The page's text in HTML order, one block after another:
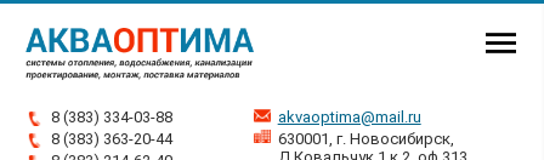
8 (383) 334-03-88
8 (383) 363-20-44
akvaoptima@mail.ru
630001, г. Новосибирск,